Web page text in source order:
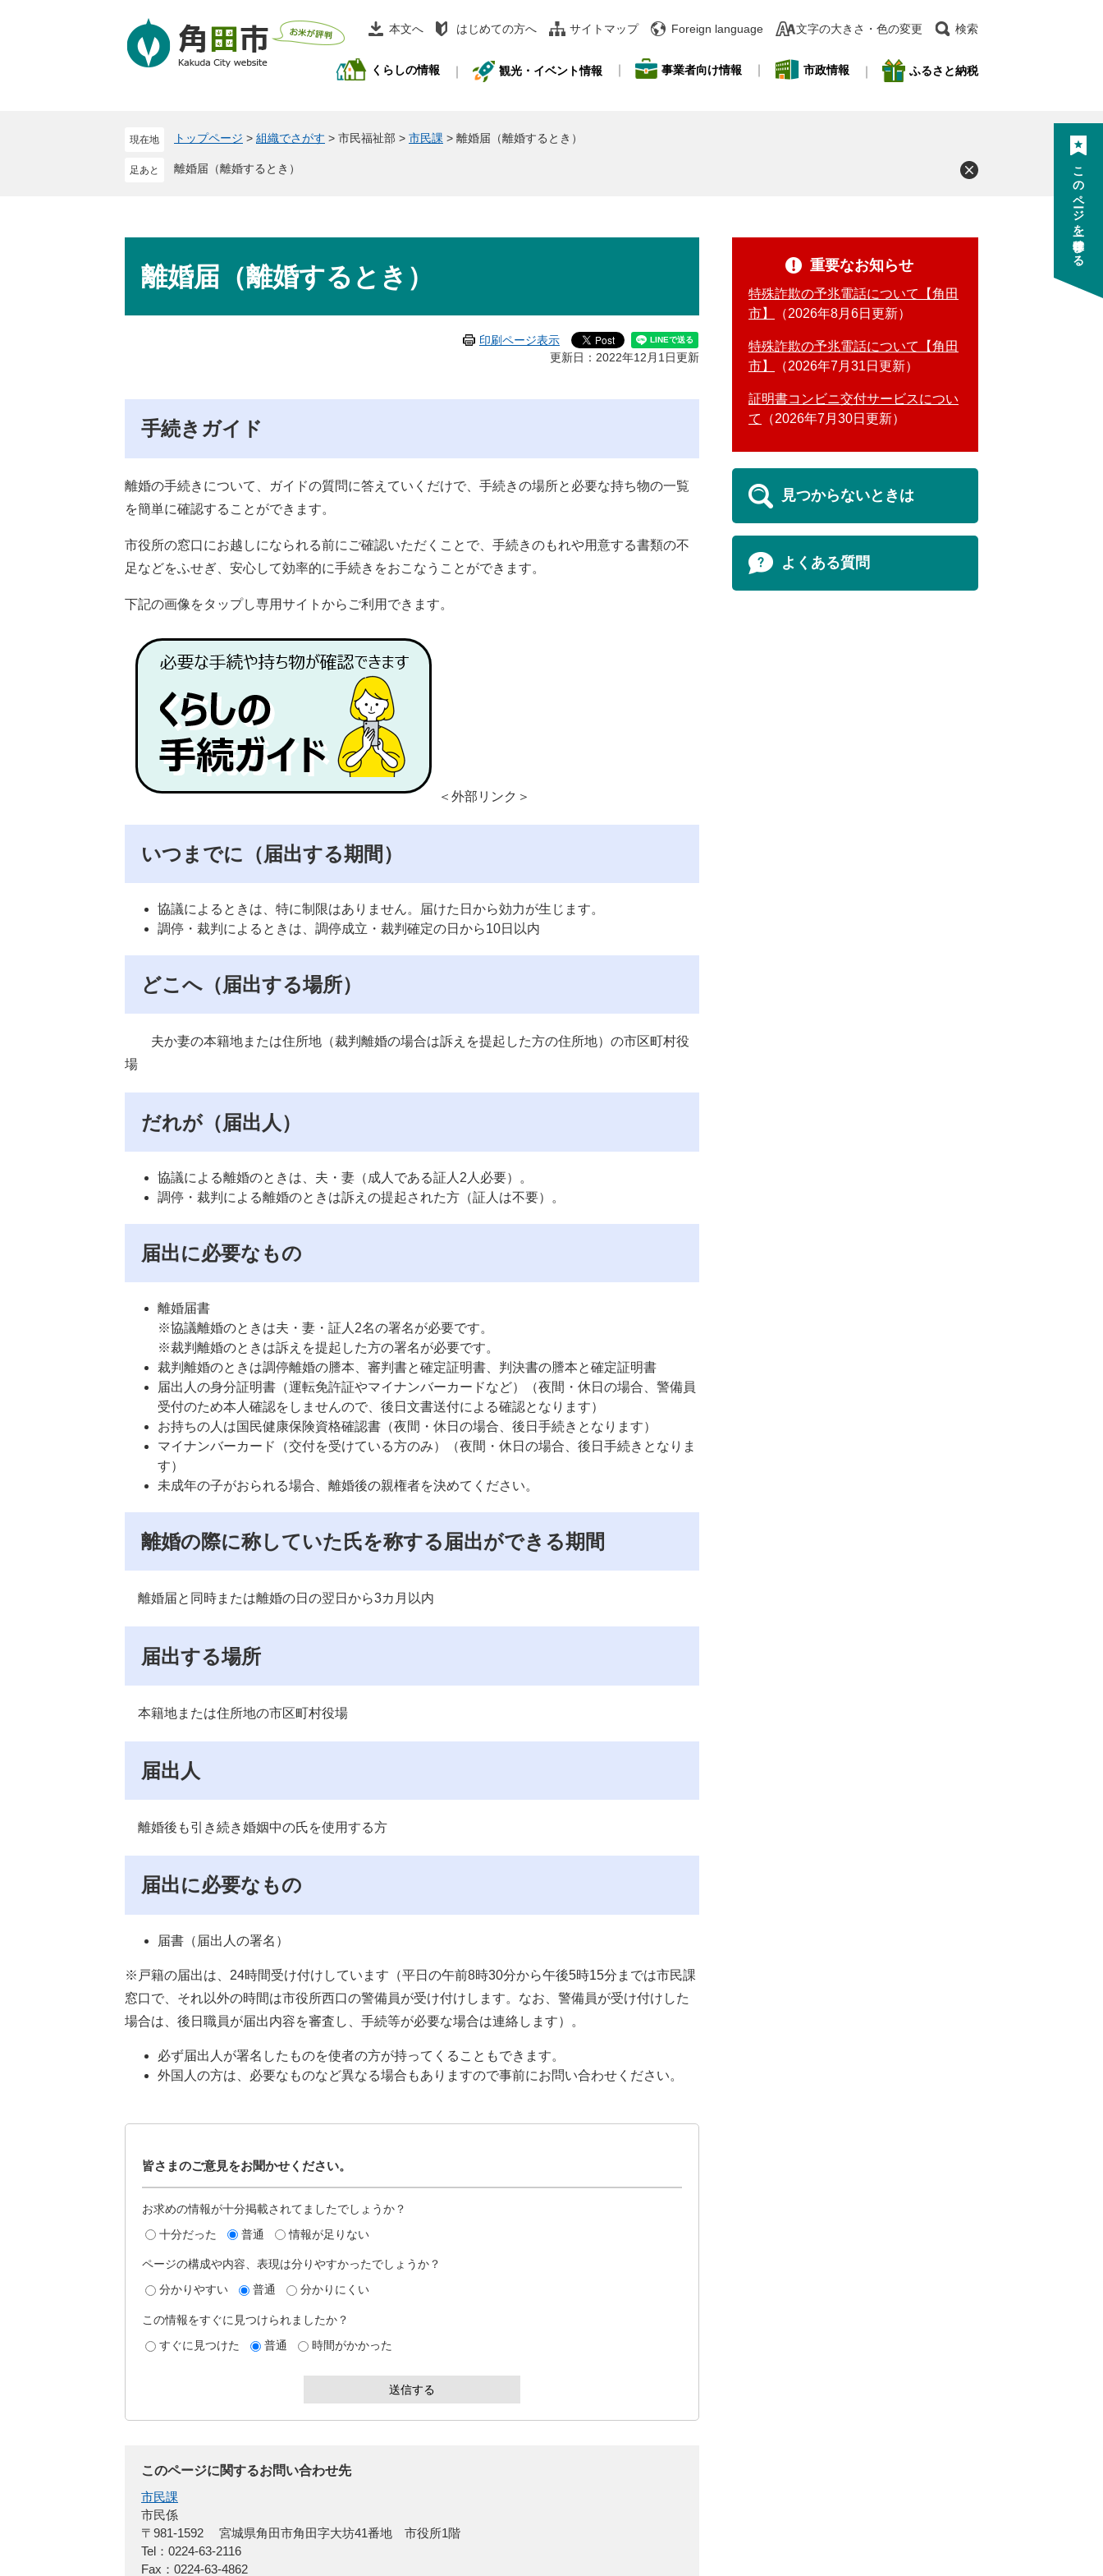
本文へ はじめての方へ サイトマップ Foreign language 文字の大きさ・色の変更 検索
くらしの情報 観光・イベント情報 事業者向け情報 市政情報 ふるさと納税
現在地 トップページ > 組織でさがす > 市民福祉部 > 市民課 > 離婚届（離婚するとき）
離婚届（離婚するとき）
離婚届（離婚するとき）
印刷ページ表示
更新日：2022年12月1日更新
手続きガイド
離婚の手続きについて、ガイドの質問に答えていくだけで、手続きの場所と必要な持ち物の一覧
を簡単に確認することができます。
市役所の窓口にお越しになられる前にご確認いただくことで、手続きのもれや用意する書類の不
足などをふせぎ、安心して効率的に手続きをおこなうことができます。
下記の画像をタップし専用サイトからご利用できます。
＜外部リンク＞
いつまでに（届出する期間）
協議によるときは、特に制限はありません。届けた日から効力が生じます。
調停・裁判によるときは、調停成立・裁判確定の日から10日以内
どこへ（届出する場所）
夫か妻の本籍地または住所地（裁判離婚の場合は訴えを提起した方の住所地）の市区町村役
場
だれが（届出人）
協議による離婚のときは、夫・妻（成人である証人2人必要）。
調停・裁判による離婚のときは訴えの提起された方（証人は不要）。
届出に必要なもの
離婚届書
※協議離婚のときは夫・妻・証人2名の署名が必要です。
※裁判離婚のときは訴えを提起した方の署名が必要です。
裁判離婚のときは調停離婚の謄本、審判書と確定証明書、判決書の謄本と確定証明書
届出人の身分証明書（運転免許証やマイナンバーカードなど）（夜間・休日の場合、警備員
受付のため本人確認をしませんので、後日文書送付による確認となります）
お持ちの人は国民健康保険資格確認書（夜間・休日の場合、後日手続きとなります）
マイナンバーカード（交付を受けている方のみ）（夜間・休日の場合、後日手続きとなりま
す）
未成年の子がおられる場合、離婚後の親権者を決めてください。
離婚の際に称していた氏を称する届出ができる期間
離婚届と同時または離婚の日の翌日から3カ月以内
届出する場所
本籍地または住所地の市区町村役場
届出人
離婚後も引き続き婚姻中の氏を使用する方
届出に必要なもの
届書（届出人の署名）
※戸籍の届出は、24時間受け付けしています（平日の午前8時30分から午後5時15分までは市民課
窓口で、それ以外の時間は市役所西口の警備員が受け付けします。なお、警備員が受け付けした
場合は、後日職員が届出内容を審査し、手続等が必要な場合は連絡します）。
必ず届出人が署名したものを使者の方が持ってくることもできます。
外国人の方は、必要なものなど異なる場合もありますので事前にお問い合わせください。
皆さまのご意見をお聞かせください。
お求めの情報が十分掲載されてましたでしょうか？
十分だった
普通 情報が足りない
ページの構成や内容、表現は分りやすかったでしょうか？
分かりやすい
普通 分かりにくい
この情報をすぐに見つけられましたか？
すぐに見つけた
普通 時間がかかった
このページに関するお問い合わせ先
市民課
市民係
〒981-1592
宮城県角田市角田字大坊41番地 市役所1階
Tel：0224-63-2116
Fax：0224-63-4862
重要なお知らせ
特殊詐欺の予兆電話について【角田
市】
2026年8月6日更新
特殊詐欺の予兆電話について【角田
市】
2026年7月31日更新
証明書コンビニ交付サービスについ
て
2026年7月30日更新
見つからないときは
よくある質問
このページを一時保存する